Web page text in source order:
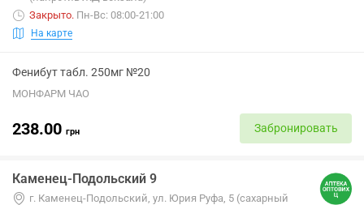
Закрыто. Пн-Вс: 08:00-21:00
На карте
Фенибут табл. 250мг №20
МОНФАРМ ЧАО
238.00 грн Забронировать
Каменец-Подольский 9
г. Каменец-Подольский, ул. Юрия Руфа, 5 (сахарный